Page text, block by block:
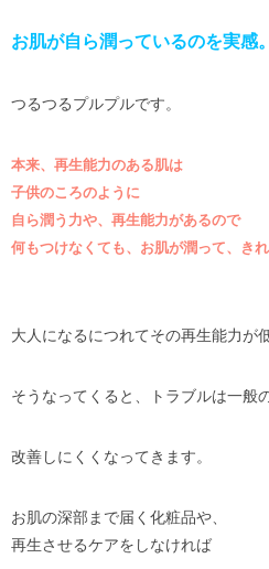
お肌が自ら潤っているのを実感。
つるつるプルプルです。
本来、再生能力のある肌は
子供のころのように
自ら潤う力や、再生能力があるので
何もつけなくても、お肌が潤って、きれ
大人になるにつれてその再生能力が
そうなってくると、トラブルは一般
改善しにくくなってきます。
お肌の深部まで届く化粧品や、
再生させるケアをしなければ